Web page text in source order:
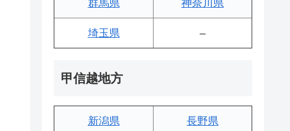
群馬県 神奈川県
埼玉県 –
甲信越地方
新潟県 長野県